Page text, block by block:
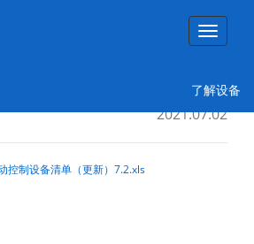
了解设备
2021.07.02
控制设备清单（更新）7.2.xls